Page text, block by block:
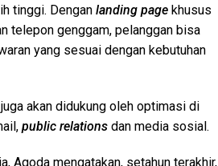
tinggi. Dengan landing page khusus
telepon genggam, pelanggan bisa
yang sesuai dengan kebutuhan
akan didukung oleh optimasi di
public relations dan media sosial.
Agoda mengatakan, setahun terakhir,